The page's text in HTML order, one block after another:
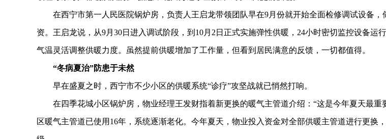
在西宁市第一人民医院锅炉房，负责人王启龙带领团队早在9月份就开始全面检修调试设备，
资。王启龙说，从9月30日进入调试阶段，到10月2日正式实施弹性供暖，24小时密切监控设备运
气温灵活调整供暖力度。虽然提前供暖增加了工作量，但看到居民满意的反馈，一切都值得。
“冬病夏治”防患于未然
早在盛夏之时，西宁市不少小区的供暖系统“诊疗”攻坚战就已悄然打响。
在四季花城小区锅炉房，物业经理王发财指着新更换的暖气主管道介绍：“这是今年夏天最重
区暖气主管道已使用16年，系统逐渐老化。今年夏天，物业投入资金对全部供暖主管道进行更换